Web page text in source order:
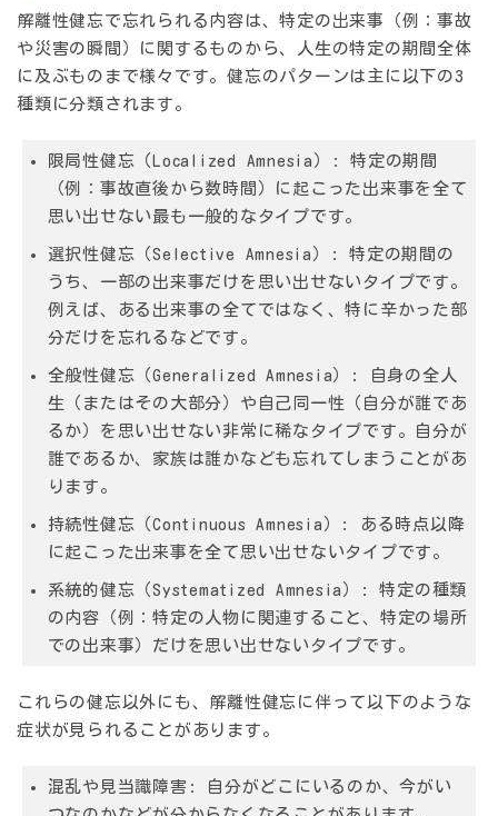
解離性健忘で忘れられる内容は、特定の出来事（例：事故
や災害の瞬間）に関するものから、人生の特定の期間全体
に及ぶものまで様々です。健忘のパターンは主に以下の3
種類に分類されます。
限局性健忘（Localized Amnesia）:
特定の期間
（例：事故直後から数時間）に起こった出来事を全て
思い出せない最も一般的なタイプです。
選択性健忘（Selective Amnesia）:
特定の期間の
うち、一部の出来事だけを思い出せないタイプです。
例えば、ある出来事の全てではなく、特に辛かった部
分だけを忘れるなどです。
全般性健忘（Generalized Amnesia）:
自身の全人
生（またはその大部分）や自己同一性（自分が誰であ
るか）を思い出せない非常に稀なタイプです。自分が
誰であるか、家族は誰かなども忘れてしまうことがあ
ります。
持続性健忘（Continuous Amnesia）:
ある時点以降
に起こった出来事を全て思い出せないタイプです。
系統的健忘（Systematized Amnesia）:
特定の種類
の内容（例：特定の人物に関連すること、特定の場所
での出来事）だけを思い出せないタイプです。
これらの健忘以外にも、解離性健忘に伴って以下のような
症状が見られることがあります。
混乱や見当識障害:
自分がどこにいるのか、今がい